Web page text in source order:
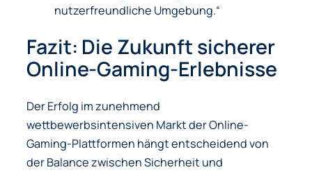
nutzerfreundliche Umgebung.“
Fazit: Die Zukunft sicherer
Online-Gaming-Erlebnisse
Der Erfolg im zunehmend
wettbewerbsintensiven Markt der Online-
Gaming-Plattformen hängt entscheidend von
der Balance zwischen Sicherheit und